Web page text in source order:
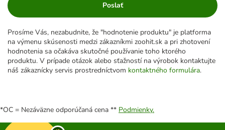
Poslať
Prosíme Vás, nezabudnite, že "hodnotenie produktu" je platforma
na výmenu skúsenosti medzi zákazníkmi zoohit.sk a pri zhotovení
hodnotenia sa očakáva skutočné používanie toho ktorého
produktu. V prípade otázok alebo sťažností na výrobok kontaktujte
náš zákaznícky servis prostredníctvom kontaktného formulára.
*OC = Nezáväzne odporúčaná cena ** Podmienky.